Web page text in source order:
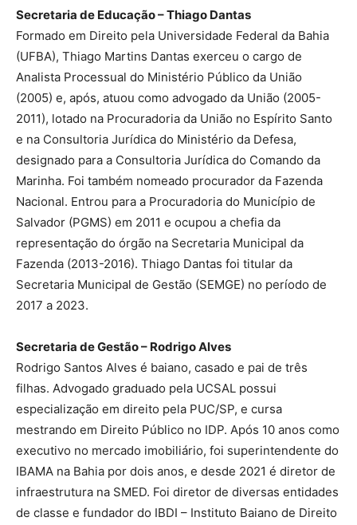
Secretaria de Educação – Thiago Dantas
Formado em Direito pela Universidade Federal da Bahia
(UFBA), Thiago Martins Dantas exerceu o cargo de
Analista Processual do Ministério Público da União
(2005) e, após, atuou como advogado da União (2005-
2011), lotado na Procuradoria da União no Espírito Santo
e na Consultoria Jurídica do Ministério da Defesa,
designado para a Consultoria Jurídica do Comando da
Marinha. Foi também nomeado procurador da Fazenda
Nacional. Entrou para a Procuradoria do Município de
Salvador (PGMS) em 2011 e ocupou a chefia da
representação do órgão na Secretaria Municipal da
Fazenda (2013-2016). Thiago Dantas foi titular da
Secretaria Municipal de Gestão (SEMGE) no período de
2017 a 2023.
Secretaria de Gestão – Rodrigo Alves
Rodrigo Santos Alves é baiano, casado e pai de três
filhas. Advogado graduado pela UCSAL possui
especialização em direito pela PUC/SP, e cursa
mestrando em Direito Público no IDP. Após 10 anos como
executivo no mercado imobiliário, foi superintendente do
IBAMA na Bahia por dois anos, e desde 2021 é diretor de
infraestrutura na SMED. Foi diretor de diversas entidades
de classe e fundador do IBDI – Instituto Baiano de Direito